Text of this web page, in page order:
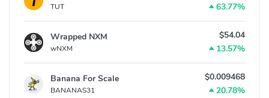
TUT
63.77%
Wrapped NXM
wNXM
$54.04
13.57%
Banana For Scale
BANANAS31
$0.009468
20.78%